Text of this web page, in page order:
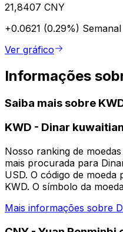
21,8407 CNY
+0.0621 (0.29%) Semanal
Ver gráfico
Informações
Saiba mais sobre
KWD - Dinar
Nosso ranking de
mais procurada para
USD. O código de moeda
KWD. O símbolo da
Mais informações sobre